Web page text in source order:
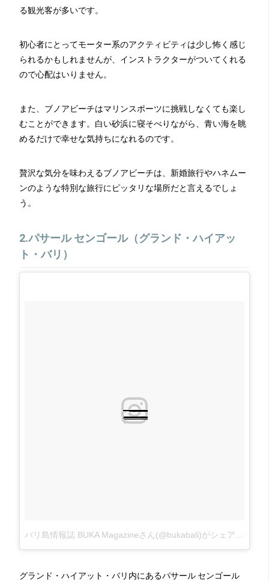
る観光客が多いです。
初心者にとってモーター系のアクティビティは少し怖く感じ
られるかもしれませんが、インストラクターがついてくれる
ので心配はいりません。
また、ブノアビーチはマリンスポーツに挑戦しなくても楽し
むことができます。白い砂浜に寝そべりながら、青い海を眺
めるだけで幸せな気持ちになれるのです。
贅沢な気分を味わえるブノアビーチは、新婚旅行やハネムー
ンのような特別な旅行にピッタリな場所だと言えるでしょ
う。
2.パサール センゴール（グランド・ハイアッ
ト・バリ）
グランド・ハイアット・バリ内にあるパサール センゴール